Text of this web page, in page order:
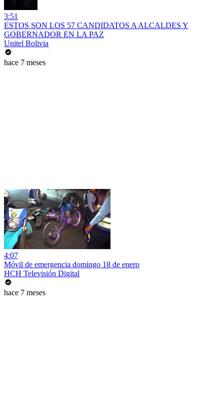
3:51
ESTOS SON LOS 57 CANDIDATOS A ALCALDES Y
GOBERNADOR EN LA PAZ
Unitel Bolivia
hace 7 meses
4:07
Móvil de emergencia domingo 18 de enero
HCH Televisión Digital
hace 7 meses